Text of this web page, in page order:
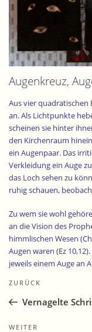
Augenkreuz,
Aus vier quadratischen
an. Als Lichtpunkte
scheinen sie hinter
den Kirchenraum
ein Augenpaar. Das
Verkleidung ein Auge
das Loch sehen zu
ruhig schauen,
Zu wem sie wohl
an die Vision des
himmlischen Wesen
Augen waren (Ez
jeweils einem Auge an
Stephan Balkenhol
Wesentlichen
selbst bedeckt,
Beitragsnavigation
Vorheriger
Beitrag
ZURÜCK
Vernagelte
Nächster
WEITER